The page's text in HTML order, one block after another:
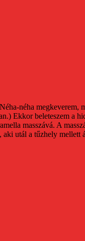
néha
Ekkor beleteszem a
masszává. A
utál a tűzhely